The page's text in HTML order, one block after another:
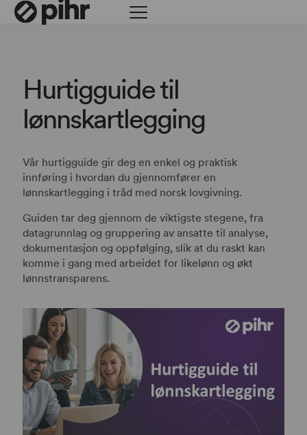
Hurtigguide til
lønnskartlegging
Vår hurtigguide gir deg en enkel og praktisk
innføring i hvordan du gjennomfører en
lønnskartlegging i tråd med norsk lovgivning.
Guiden tar deg gjennom de viktigste stegene, fra
datagrunnlag og gruppering av ansatte til analyse,
dokumentasjon og oppfølging, slik at du raskt kan
komme i gang med arbeidet for likelønn og økt
lønnstransparens.